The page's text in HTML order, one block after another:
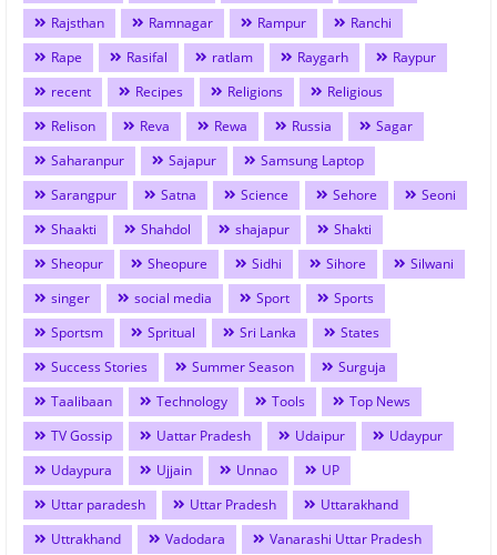
Rajsthan
Ramnagar Rampur
Ranchi
Rape
Rasifal ratlam Raygarh
Raypur
recent
Recipes Religions
Religious
Relison
Reva Rewa Russia
Sagar
Saharanpur
Sajapur
Samsung Laptop
Sarangpur
Satna Science Sehore
Seoni
Shaakti
Shahdol shajapur
Shakti
Sheopur
Sheopure Sidhi Sihore
Silwani
singer
social media Sport
Sports
Sportsm
Spritual Sri Lanka
States
Success Stories
Summer Season
Surguja
Taalibaan
Technology Tools
Top News
TV Gossip
Uattar Pradesh Udaipur
Udaypur
Udaypura
Ujjain Unnao
UP
Uttar paradesh
Uttar Pradesh
Uttarakhand
Uttrakhand
Vadodara
Vanarashi Uttar Pradesh